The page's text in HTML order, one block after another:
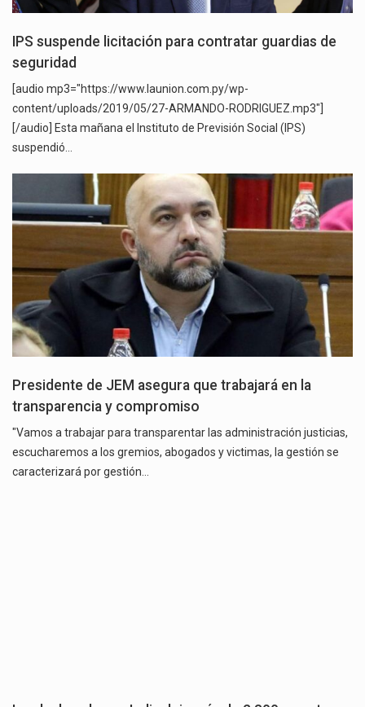
IPS suspende licitación para contratar guardias de
seguridad
[audio mp3="https://www.launion.com.py/wp-
content/uploads/2019/05/27-ARMANDO-RODRIGUEZ.mp3"]
[/audio] Esta mañana el Instituto de Previsión Social (IPS)
suspendió…
Presidente de JEM asegura que trabajará en la
transparencia y compromiso
"Vamos a trabajar para transparentar las administración justicias,
escucharemos a los gremios, abogados y victimas, la gestión se
caracterizará por gestión…